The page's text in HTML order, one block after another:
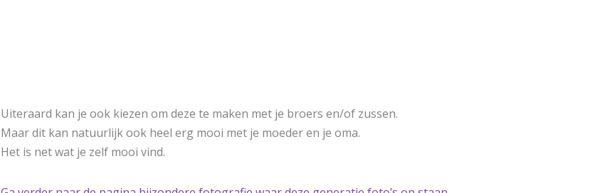
Uiteraard kan je ook kiezen om deze te maken met je broers en/of zussen.
Maar dit kan natuurlijk ook heel erg mooi met je moeder en je oma.
Het is net wat je zelf mooi vind.